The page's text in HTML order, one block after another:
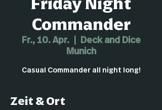
Commander
Fr., 10. Apr.
  |
Deck and Dice
Munich
Casual Commander all night long!
Zeit & Ort